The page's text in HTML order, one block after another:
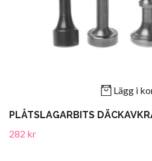
Lägg i
PLÅTSLAGARBITS
282 kr